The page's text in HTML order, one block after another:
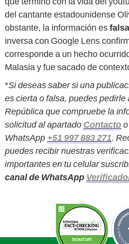
del cantante estadounidense
obstante, la información esfalsa
inversa con Google Lens
corresponde a un hecho
Malasia y fue sacado de
*Si deseas saber si una
es cierta o falsa, puedes pedirle
República que compruebe la
solicitud al apartado Contacto
WhatsApp +51 997 883 271.
puedes recibir nuestras
importantes en tu celular
canal de WhatsApp